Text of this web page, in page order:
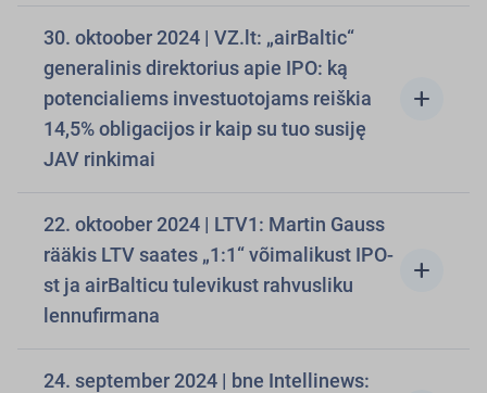
30. oktoober 2024 | VZ.lt: „airBaltic“
generalinis direktorius apie IPO: ką
potencialiems investuotojams reiškia
14,5% obligacijos ir kaip su tuo susiję
JAV rinkimai
add
22. oktoober 2024 | LTV1: Martin Gauss
rääkis LTV saates „1:1“ võimalikust IPO-
st ja airBalticu tulevikust rahvusliku
lennufirmana
add
24. september 2024 | bne Intellinews: